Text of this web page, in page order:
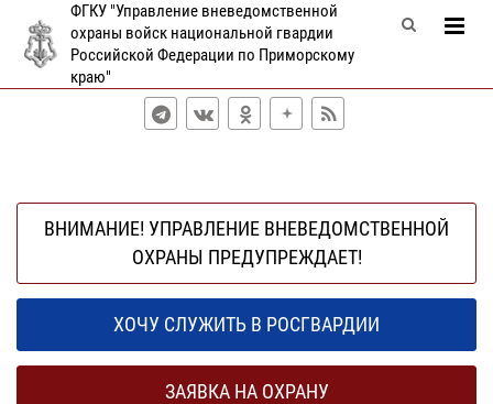
ФГКУ "Управление вневедомственной
охраны войск национальной гвардии
Российской Федерации по Приморскому
краю"
ВНИМАНИЕ! УПРАВЛЕНИЕ ВНЕВЕДОМСТВЕННОЙ
ОХРАНЫ ПРЕДУПРЕЖДАЕТ!
ХОЧУ СЛУЖИТЬ В РОСГВАРДИИ
ЗАЯВКА НА ОХРАНУ